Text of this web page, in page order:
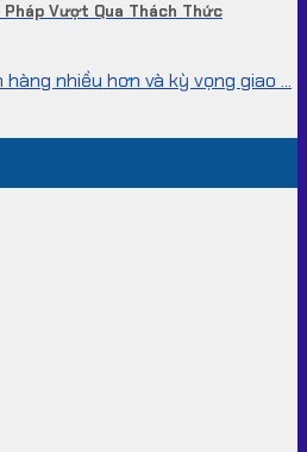
Pháp Vượt Qua Thách Thức
nhiều hơn và kỳ vọng giao ...